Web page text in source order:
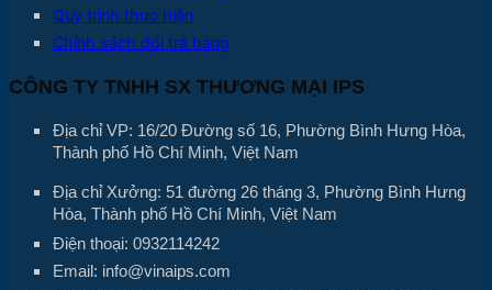
Quy trình thực hiện
Chính sách đổi trả hàng
CÔNG TY TNHH SX THƯƠNG MẠI IPS
Địa chỉ VP: 16/20 Đường số 16, Phường Bình Hưng Hòa,
Thành phố Hồ Chí Minh, Việt Nam
Địa chỉ Xưởng: 51 đường 26 tháng 3, Phường Bình Hưng
Hòa, Thành phố Hồ Chí Minh, Việt Nam
Điện thoại: 0932114242
Email: info@vinaips.com